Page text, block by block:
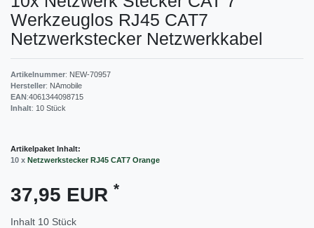
Werkzeuglos RJ45 CAT7
Netzwerkstecker Netzwerkkabel
Artikelnummer: NEW-70957
Hersteller: NAmobile
EAN:4061344098715
Inhalt: 10 Stück
Artikelpaket Inhalt:
10 x Netzwerkstecker RJ45 CAT7 Orange
37,95 EUR *
Inhalt 10 Stück